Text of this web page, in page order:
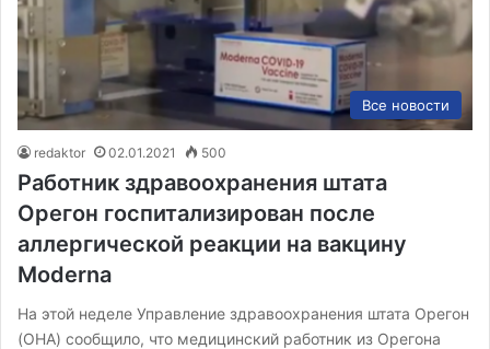
Все новости
redaktor 02.01.2021 500
Работник здравоохранения штата
Орегон госпитализирован после
аллергической реакции на вакцину
Moderna
На этой неделе Управление здравоохранения штата Орегон
(OHA) сообщило, что медицинский работник из Орегона